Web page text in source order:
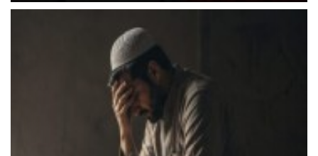
الخميس 6 أغسطس 2026 10:45 ص